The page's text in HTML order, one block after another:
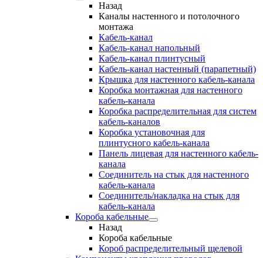
Назад
Каналы настенного и потолочного
монтажа
Кабель-канал
Кабель-канал напольный
Кабель-канал плинтусный
Кабель-канал настенный (парапетный)
Крышка для настенного кабель-канала
Коробка монтажная для настенного
кабель-канала
Коробка распределительная для систем
кабель-каналов
Коробка установочная для
плинтусного кабель-канала
Панель лицевая для настенного кабель-
канала
Соединитель на стык для настенного
кабель-канала
Соединитель/накладка на стык для
кабель-канала
Короба кабельные
Назад
Короба кабельные
Короб распределительный щелевой